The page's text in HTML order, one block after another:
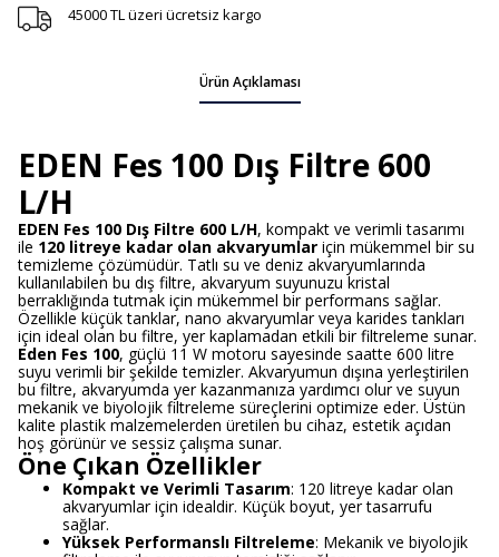
45000 TL üzeri ücretsiz kargo
Ürün Açıklaması
EDEN Fes 100 Dış Filtre 600
L/H
EDEN Fes 100 Dış Filtre 600 L/H, kompakt ve verimli tasarımı
ile 120 litreye kadar olan akvaryumlar için mükemmel bir su
temizleme çözümüdür. Tatlı su ve deniz akvaryumlarında
kullanılabilen bu dış filtre, akvaryum suyunuzu kristal
berraklığında tutmak için mükemmel bir performans sağlar.
Özellikle küçük tanklar, nano akvaryumlar veya karides tankları
için ideal olan bu filtre, yer kaplamadan etkili bir filtreleme sunar.
Eden Fes 100, güçlü 11 W motoru sayesinde saatte 600 litre
suyu verimli bir şekilde temizler. Akvaryumun dışına yerleştirilen
bu filtre, akvaryumda yer kazanmanıza yardımcı olur ve suyun
mekanik ve biyolojik filtreleme süreçlerini optimize eder. Üstün
kalite plastik malzemelerden üretilen bu cihaz, estetik açıdan
hoş görünür ve sessiz çalışma sunar.
Öne Çıkan Özellikler
Kompakt ve Verimli Tasarım: 120 litreye kadar olan
akvaryumlar için idealdir. Küçük boyut, yer tasarrufu
sağlar.
Yüksek Performanslı Filtreleme: Mekanik ve biyolojik